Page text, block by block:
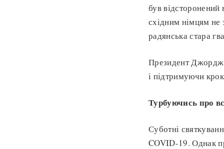
був
східним німцям не
радянська стара
Президент Джордж
і підтримуючи
Турбуючись про
Суботні
COVID-19. Однак